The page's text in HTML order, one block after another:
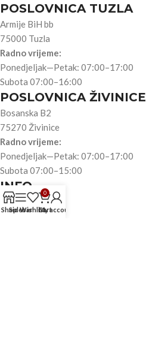
POSLOVNICA TUZLA
Armije BiH bb
75000 Tuzla
Radno vrijeme:
Ponedjeljak—Petak: 07:00–17:00
Subota 07:00–16:00
POSLOVNICA ŽIVINICE
Bosanska B2
75270 Živinice
Radno vrijeme:
Ponedjeljak—Petak: 07:00–17:00
Subota 07:00–15:00
INFO
O nama
Trgovina
ShopSidebarWishlist
0
Cart
My account